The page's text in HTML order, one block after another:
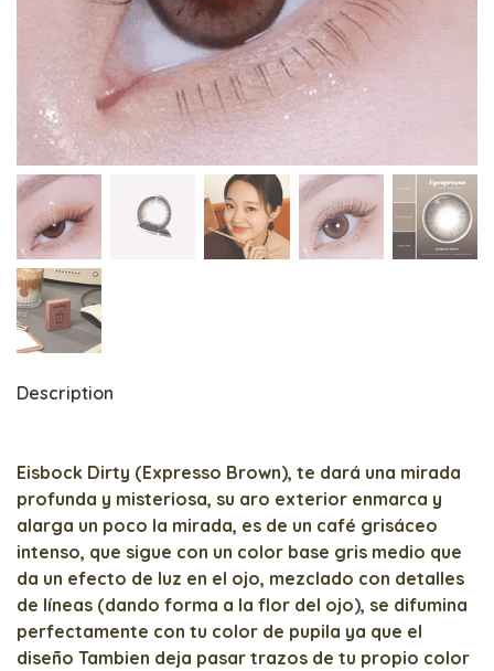
Description
Eisbock Dirty (Expresso Brown), te dará una mirada
profunda y misteriosa, su aro exterior enmarca y
alarga un poco la mirada, es de un café grisáceo
intenso, que sigue con un color base gris medio que
da un efecto de luz en el ojo, mezclado con detalles
de líneas (dando forma a la flor del ojo), se difumina
perfectamente con tu color de pupila ya que el
diseño Tambien deja pasar trazos de tu propio color